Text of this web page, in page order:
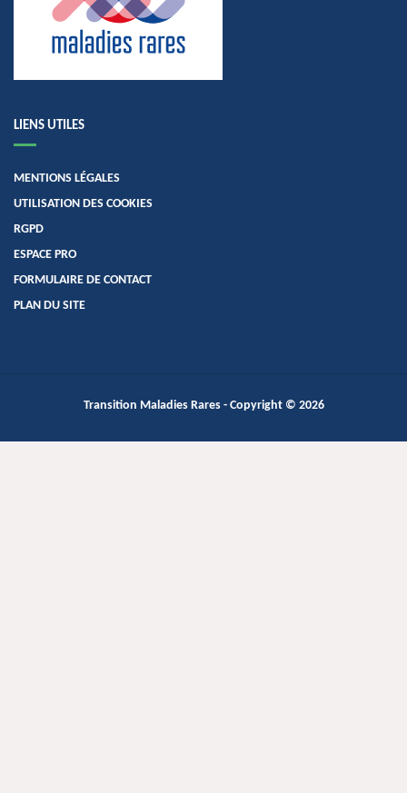
LIENS UTILES
MENTIONS LÉGALES
UTILISATION DES COOKIES
RGPD
ESPACE PRO
FORMULAIRE DE CONTACT
PLAN DU SITE
Transition Maladies Rares- Copyright © 2026